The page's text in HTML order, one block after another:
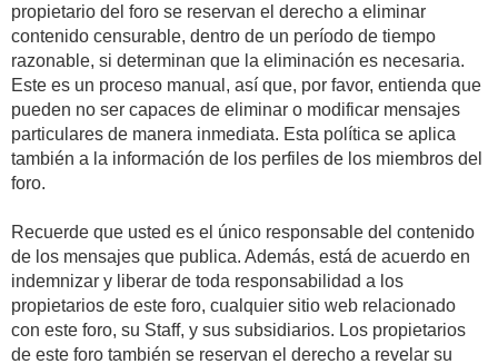
propietario del foro se reservan el derecho a eliminar
contenido censurable, dentro de un período de tiempo
razonable, si determinan que la eliminación es necesaria.
Este es un proceso manual, así que, por favor, entienda que
pueden no ser capaces de eliminar o modificar mensajes
particulares de manera inmediata. Esta política se aplica
también a la información de los perfiles de los miembros del
foro.
Recuerde que usted es el único responsable del contenido
de los mensajes que publica. Además, está de acuerdo en
indemnizar y liberar de toda responsabilidad a los
propietarios de este foro, cualquier sitio web relacionado
con este foro, su Staff, y sus subsidiarios. Los propietarios
de este foro también se reservan el derecho a revelar su